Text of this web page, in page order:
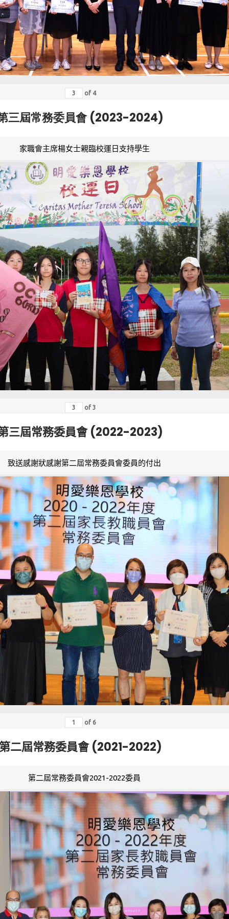
of 4
三屆常務委員會 (2023-2024)
家職會主席楊女士親臨校運日支持學生
of 3
三屆常務委員會 (2022-2023)
致送感謝狀感謝第二屆常務委員會委員的付出
of 6
二屆常務委員會 (2021-2022)
第二屆常務委員會2021-2022委員